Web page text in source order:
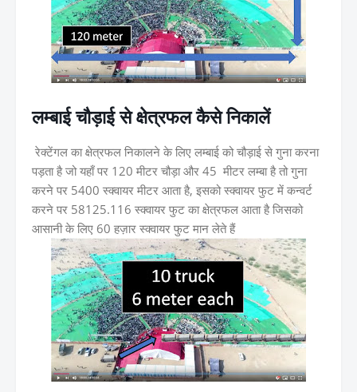
लम्बाई चौड़ाई से क्षेत्रफल कैसे निकालें
रेक्टेंगल का क्षेत्रफल निकालने के लिए लम्बाई को चौड़ाई से गुना करना
पड़ता है जो यहाँ पर 120 मीटर चौड़ा और 45 मीटर लम्बा है तो गुना
करने पर 5400 स्क्वायर मीटर आता है, इसको स्क्वायर फुट में कन्वर्ट
करने पर 58125.116 स्क्वायर फुट का क्षेत्रफल आता है जिसको
आसानी के लिए 60 हज़ार स्क्वायर फुट मान लेते हैं